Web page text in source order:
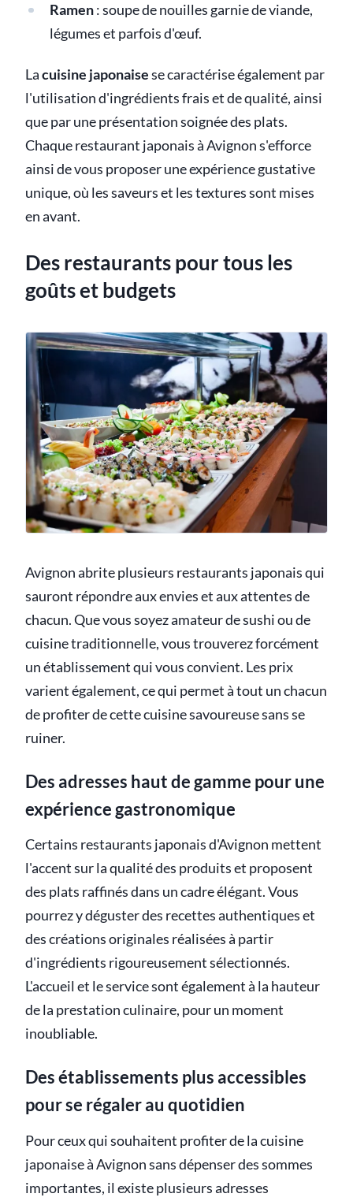
Ramen: soupe de nouilles garnie de viande,
légumes et parfois d'œuf.
Lacuisine japonaisese caractérise également par
l'utilisation d'ingrédients frais et de qualité, ainsi
que par une présentation soignée des plats.
Chaque restaurant japonais à Avignon s'efforce
ainsi de vous proposer une expérience gustative
unique, où les saveurs et les textures sont mises
en avant.
Des restaurants pour tous les
goûts et budgets
Avignon abrite plusieurs restaurants japonais qui
sauront répondre aux envies et aux attentes de
chacun. Que vous soyez amateur de sushi ou de
cuisine traditionnelle, vous trouverez forcément
un établissement qui vous convient. Les prix
varient également, ce qui permet à tout un chacun
de profiter de cette cuisine savoureuse sans se
ruiner.
Des adresses haut de gamme pour une
expérience gastronomique
Certains restaurants japonais d'Avignon mettent
l'accent sur la qualité des produits et proposent
des plats raffinés dans un cadre élégant. Vous
pourrez y déguster des recettes authentiques et
des créations originales réalisées à partir
d'ingrédients rigoureusement sélectionnés.
L'accueil et le service sont également à la hauteur
de la prestation culinaire, pour un moment
inoubliable.
Des établissements plus accessibles
pour se régaler au quotidien
Pour ceux qui souhaitent profiter de la cuisine
japonaise à Avignon sans dépenser des sommes
importantes, il existe plusieurs adresses